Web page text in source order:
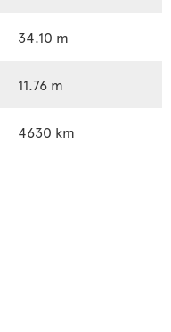
34.10 m
11.76 m
4630 km